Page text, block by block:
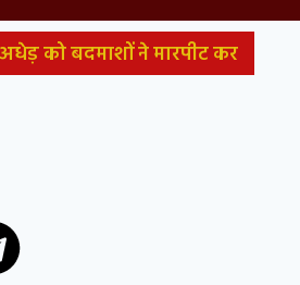
को बदमाशों ने मारपीट कर
मगरमच्छ; ग्रामीणों ने
का नेता अरेस्ट